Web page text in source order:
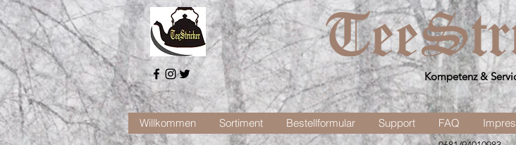
Kompetenz &
Willkommen Sortiment Bestellformular Support FAQ